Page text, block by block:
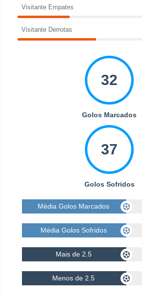
Visitante Empates
Visitante Derrotas
32
Golos Marcados
37
Golos Sofridos
Média Golos Marcados
Média Golos Sofridos
Mais de 2.5
Menos de 2.5